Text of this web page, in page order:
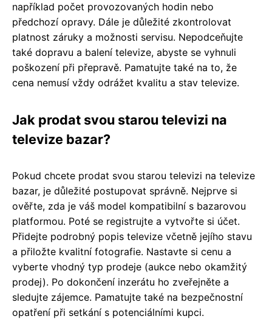
například počet provozovaných hodin nebo
předchozí opravy. Dále je důležité zkontrolovat
platnost záruky a možnosti servisu. Nepodceňujte
také dopravu a balení televize, abyste se vyhnuli
poškození při přepravě. Pamatujte také na to, že
cena nemusí vždy odrážet kvalitu a stav televize.
Jak prodat svou starou televizi na
televize bazar?
Pokud chcete prodat svou starou televizi na televize
bazar, je důležité postupovat správně. Nejprve si
ověřte, zda je váš model kompatibilní s bazarovou
platformou. Poté se registrujte a vytvořte si účet.
Přidejte podrobný popis televize včetně jejího stavu
a přiložte kvalitní fotografie. Nastavte si cenu a
vyberte vhodný typ prodeje (aukce nebo okamžitý
prodej). Po dokončení inzerátu ho zveřejněte a
sledujte zájemce. Pamatujte také na bezpečnostní
opatření při setkání s potenciálními kupci.